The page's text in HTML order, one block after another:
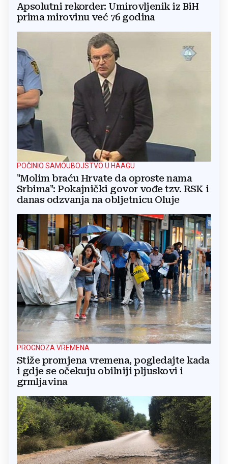
Apsolutni rekorder: Umirovljenik iz BiH
prima mirovinu već 76 godina
POČINIO SAMOUBOJSTVO U HAAGU
"Molim braću Hrvate da oproste nama
Srbima": Pokajnički govor vođe tzv. RSK i
danas odzvanja na obljetnicu Oluje
PROGNOZA VREMENA
Stiže promjena vremena, pogledajte kada
i gdje se očekuju obilniji pljuskovi i
grmljavina